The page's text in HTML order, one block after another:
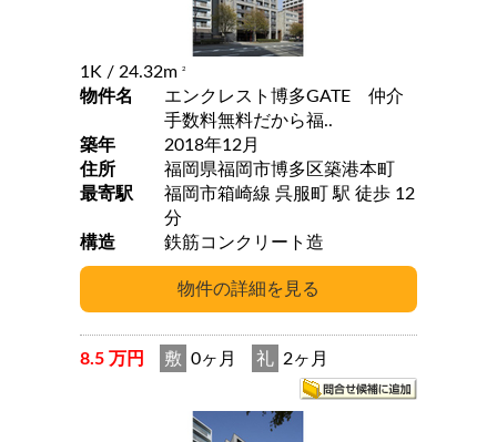
1K / 24.32m 2
物件名
エンクレスト博多GATE 仲介
手数料無料だから福..
築年
2018年12月
住所
福岡県福岡市博多区築港本町
最寄駅
福岡市箱崎線 呉服町 駅 徒歩 12
分
構造
鉄筋コンクリート造
8.5 万円 敷 0ヶ月 礼 2ヶ月